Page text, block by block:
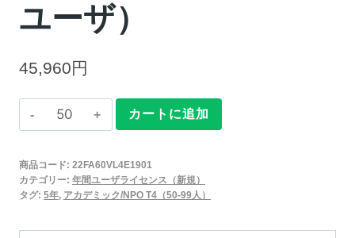
ユーザ）
45,960円
Claris
FileMaker
年
間
カートに追加
商品コード: 22FA60VL4E1901
カテゴリー: 年間ユーザライセンス（新規）
タグ: 5年, アカデミック/NPO T4（50-99人）